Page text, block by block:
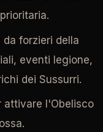
da forzieri della
eventi legione,
dei Sussurri.
attivare l'Obelisco